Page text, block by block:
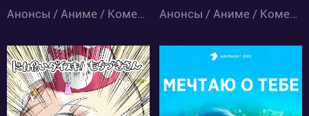
Анонсы / Аниме / Комедия Анонсы / Аниме / Комедия